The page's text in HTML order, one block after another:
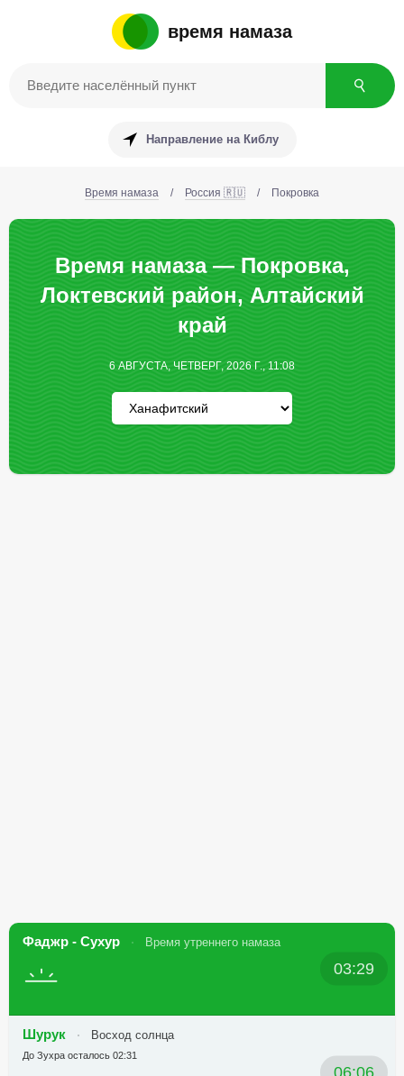
время намаза
Направление на Киблу
Время намаза / Россия 🇷🇺 / Покровка
Время намаза — Покровка,
Локтевский район, Алтайский
край
6 АВГУСТА, ЧЕТВЕРГ, 2026 Г., 11:08
Фаджр - Сухур Время утреннего намаза
03:29
Шурук Восход солнца
06:06
До Зухра осталось 02:31